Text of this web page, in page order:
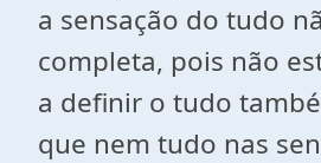
a sensação do tudo
completa, pois não
a definir o tudo
que nem tudo nas